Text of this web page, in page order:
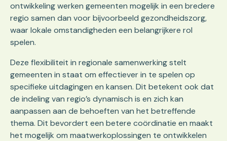
ontwikkeling werken gemeenten mogelijk in een bredere
regio samen dan voor bijvoorbeeld gezondheidszorg,
waar lokale omstandigheden een belangrijkere rol
spelen.
Deze flexibiliteit in regionale samenwerking stelt
gemeenten in staat om effectiever in te spelen op
specifieke uitdagingen en kansen. Dit betekent ook dat
de indeling van regio’s dynamisch is en zich kan
aanpassen aan de behoeften van het betreffende
thema. Dit bevordert een betere coördinatie en maakt
het mogelijk om maatwerkoplossingen te ontwikkelen